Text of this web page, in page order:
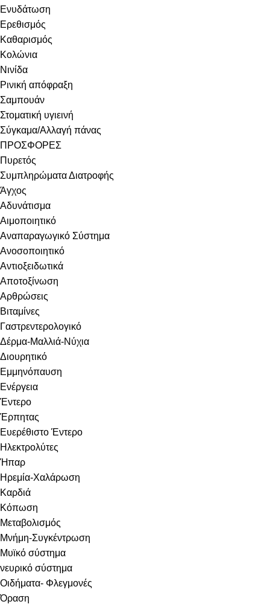
Ενυδάτωση
Ερεθισμός
Καθαρισμός
Κολώνια
Νινίδα
Ρινική απόφραξη
Σαμπουάν
Στοματική υγιεινή
Σύγκαμα/Αλλαγή πάνας
ΠΡΟΣΦΟΡΕΣ
Πυρετός
Συμπληρώματα Διατροφής
Άγχος
Αδυνάτισμα
Αιμοποιητικό
Αναπαραγωγικό Σύστημα
Ανοσοποιητικό
Αντιοξειδωτικά
Αποτοξίνωση
Αρθρώσεις
Βιταμίνες
Γαστρεντερολογικό
Δέρμα-Μαλλιά-Νύχια
Διουρητικό
Εμμηνόπαυση
Ενέργεια
Έντερο
Έρπητας
Ευερέθιστο Έντερο
Ηλεκτρολύτες
Ήπαρ
Ηρεμία-Χαλάρωση
Καρδιά
Κόπωση
Μεταβολισμός
Μνήμη-Συγκέντρωση
Μυϊκό σύστημα
νευρικό σύστημα
Οιδήματα- Φλεγμονές
Όραση